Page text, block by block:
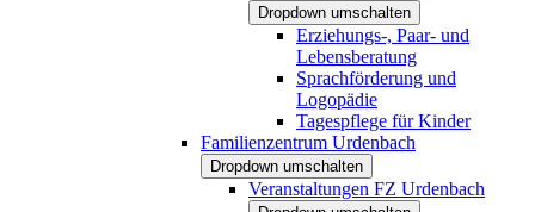
Dropdown umschalten
Erziehungs-, Paar- und
Lebensberatung
Sprachförderung und
Logopädie
Tagespflege für Kinder
Familienzentrum Urdenbach
Dropdown umschalten
Veranstaltungen FZ Urdenbach